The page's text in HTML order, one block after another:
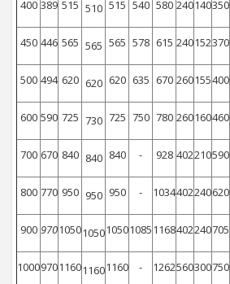
400 389 515 510 515 540 580 240140350
450 446 565 565 565 578 615 240152370
500 494 620 620 620 635 670 260155400
600 590 725 730 725 750 780 260160460
700 670 840 840 840 - 928 402210590
800 770 950 950 950 - 1034402240620
900 97010501050105010851168402240705
1000970116011601160 - 1262560300750